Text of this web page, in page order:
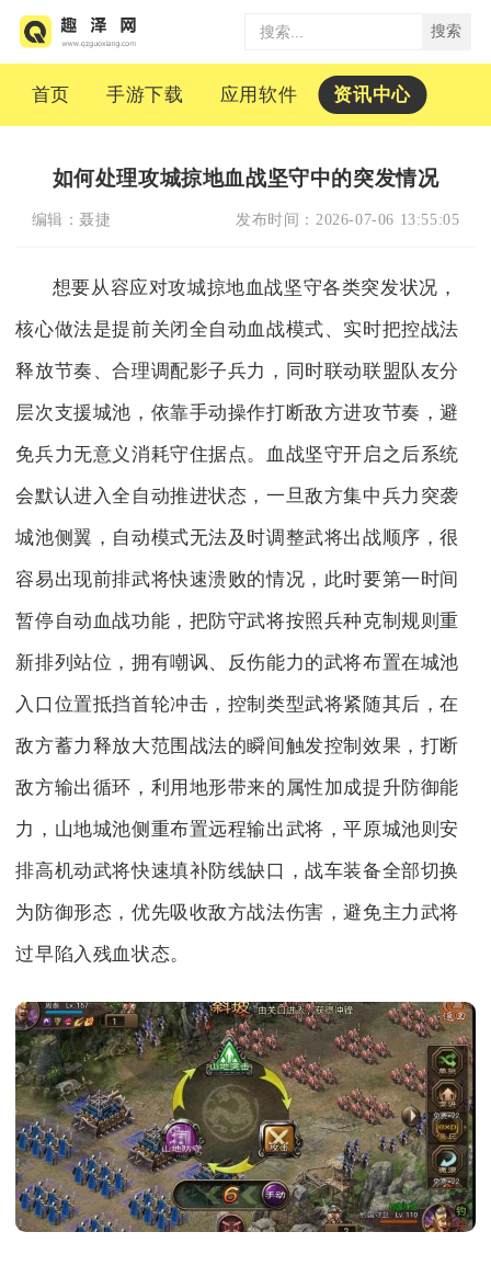
搜索
首页 手游下载 应用软件 资讯中心
如何处理攻城掠地血战坚守中的突发情况
编辑：聂捷 发布时间： 2026-07-06 13:55:05
想要从容应对攻城掠地血战坚守各类突发状况，
核心做法是提前关闭全自动血战模式、实时把控战法
释放节奏、合理调配影子兵力，同时联动联盟队友分
层次支援城池，依靠手动操作打断敌方进攻节奏，避
免兵力无意义消耗守住据点。血战坚守开启之后系统
会默认进入全自动推进状态，一旦敌方集中兵力突袭
城池侧翼，自动模式无法及时调整武将出战顺序，很
容易出现前排武将快速溃败的情况，此时要第一时间
暂停自动血战功能，把防守武将按照兵种克制规则重
新排列站位，拥有嘲讽、反伤能力的武将布置在城池
入口位置抵挡首轮冲击，控制类型武将紧随其后，在
敌方蓄力释放大范围战法的瞬间触发控制效果，打断
敌方输出循环，利用地形带来的属性加成提升防御能
力，山地城池侧重布置远程输出武将，平原城池则安
排高机动武将快速填补防线缺口，战车装备全部切换
为防御形态，优先吸收敌方战法伤害，避免主力武将
过早陷入残血状态。